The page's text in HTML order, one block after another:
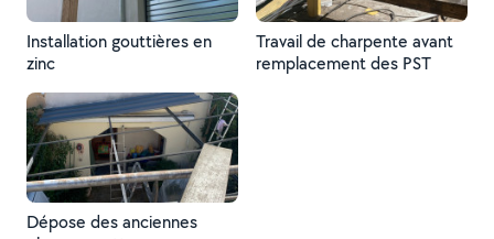
Installation gouttières en
zinc
Travail de charpente avant
remplacement des PST
Dépose des anciennes